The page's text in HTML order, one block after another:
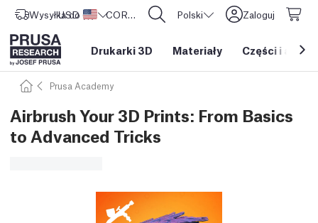
Wysyłka do Stany Zjednoczone
USD ($) CORE One L: Już w sprzedaży! Polski Zaloguj
Drukarki 3D Materiały Części i
Prusa Academy
Airbrush Your 3D Prints: From Basics
to Advanced Tricks